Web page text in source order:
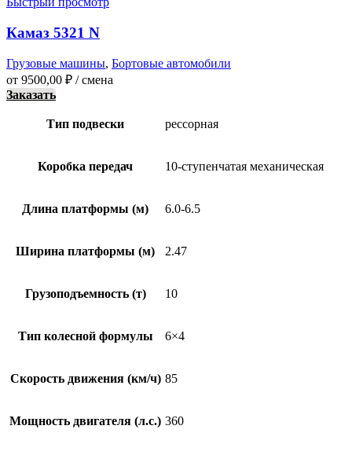
Камаз 5321 N
Грузовые машины, Бортовые автомобили
от 9500,00 ₽ / смена
Заказать
Тип подвески рессорная
Коробка передач 10-ступенчатая механическая
Длина платформы (м) 6.0-6.5
Ширина платформы (м) 2.47
Грузоподъемность (т) 10
Тип колесной формулы 6×4
Скорость движения (км/ч) 85
Мощность двигателя (л.с.) 360